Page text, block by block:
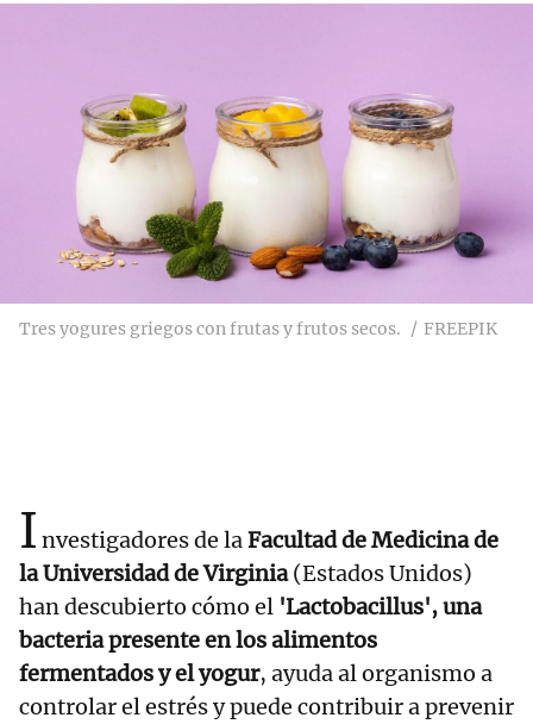
Tres yogures griegos con frutas y frutos secos. FREEPIK
I nvestigadores de laFacultad de Medicina de
la Universidad de Virginia(Estados Unidos)
han descubierto cómo el 'Lactobacillus', una
bacteria presente en los alimentos
fermentados y el yogur, ayuda al organismo a
controlar el estrés y puede contribuir a prevenir